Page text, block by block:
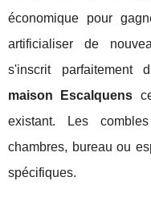
économique pour
artificialiser de
s'inscrit parfaitement
maison Escalquens
existant. Les
chambres, bureau ou
spécifiques.